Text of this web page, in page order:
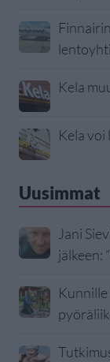
Kela
Kela
Uusimmat
Jani
jälkeen: